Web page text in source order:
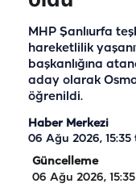
MHP Şanlıurfa
hareketlilik
başkanlığına
aday olarak
öğrenildi.
Haber Merkezi
06 Ağu 2026, 15:35
Güncelleme
06 Ağu 2026, 15:35